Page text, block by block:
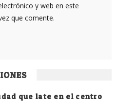
y web en este
que comente.
que late en el centro